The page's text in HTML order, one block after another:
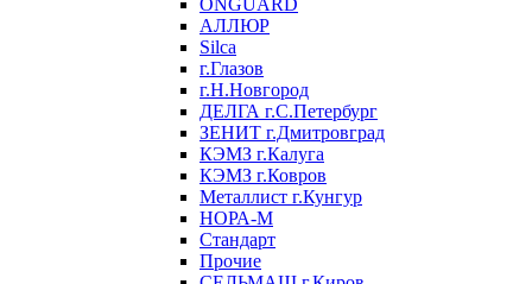
ONGUARD
АЛЛЮР
Silca
г.Глазов
г.Н.Новгород
ДЕЛГА г.С.Петербург
ЗЕНИТ г.Дмитровград
КЭМЗ г.Калуга
КЭМЗ г.Ковров
Металлист г.Кунгур
НОРА-М
Стандарт
Прочие